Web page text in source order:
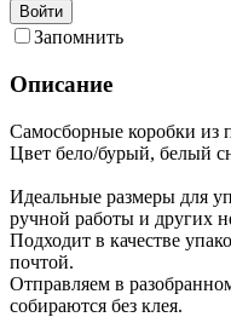
Войти
Запомнить
Описание
Самосборные коробки из
Цвет бело/бурый, белый
Идеальные размеры для
ручной работы и других
Подходит в качестве
почтой.
Отправляем в
собираются без клея.